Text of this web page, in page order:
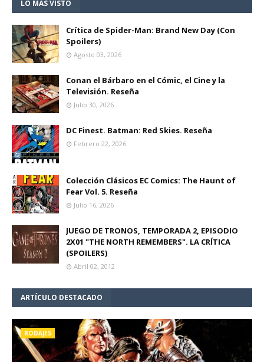
LO MÁS VISTO
Crítica de Spider-Man: Brand New Day (Con
Spoilers)
Agosto 03, 2026
Conan el Bárbaro en el Cómic, el Cine y la
Televisión. Reseña
Julio 30, 2026
DC Finest. Batman: Red Skies. Reseña
Febrero 22, 2026
Colección Clásicos EC Comics: The Haunt of
Fear Vol. 5. Reseña
Julio 16, 2026
JUEGO DE TRONOS, TEMPORADA 2, EPISODIO
2X01 "THE NORTH REMEMBERS". LA CRÍTICA
(SPOILERS)
Abril 02, 2012
ARTÍCULO DESTACADO
RODAJES